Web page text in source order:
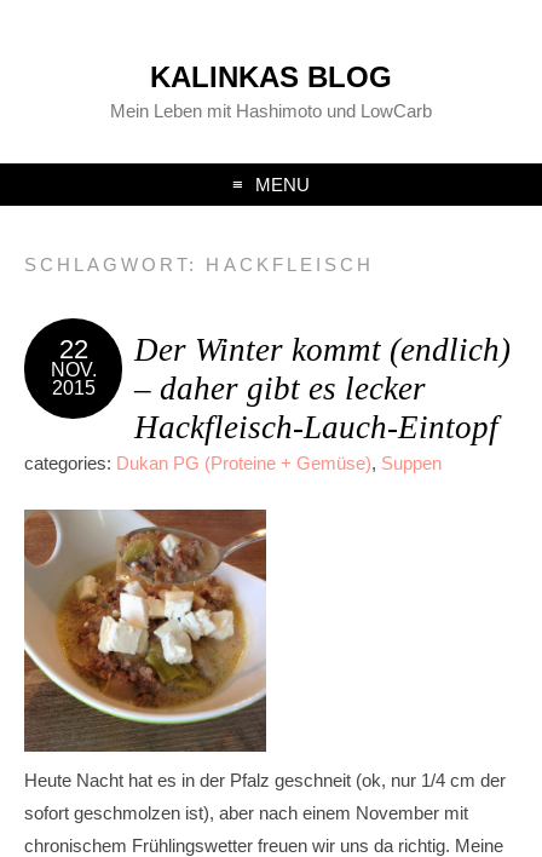
KALINKAS BLOG
Mein Leben mit Hashimoto und LowCarb
MENU
SCHLAGWORT: HACKFLEISCH
22
NOV.
2015
Der Winter kommt (endlich)
– daher gibt es lecker
Hackfleisch-Lauch-Eintopf
categories: Dukan PG (Proteine + Gemüse), Suppen
Heute Nacht hat es in der Pfalz geschneit (ok, nur 1/4 cm der
sofort geschmolzen ist), aber nach einem November mit
chronischem Frühlingswetter freuen wir uns da richtig. Meine